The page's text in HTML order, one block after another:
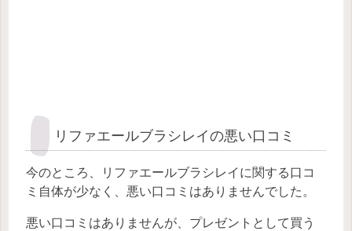
リファエールブラシレイの悪い口コミ
今のところ、リファエールブラシレイに関する口コ
ミ自体が少なく、悪い口コミはありませんでした。
悪い口コミはありませんが、プレゼントとして買う